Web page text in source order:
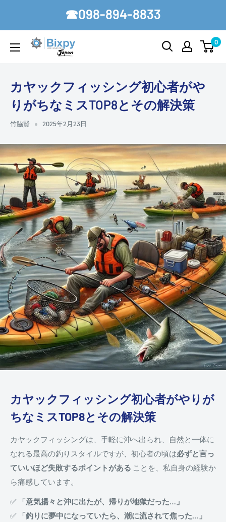
す
る
☎098-894-8833
Bixpy-
0
カヤックフィッシング初心者がや
りがちなミスTOP8とその解決策
竹脇賢 2025年2月23日
カヤックフィッシング初心者がやりが
ちなミスTOP8とその解決策
カヤックフィッシングは、手軽に沖へ出られ、自然と一体に
なれる最高の釣りスタイルですが、初心者の頃は必ずと言っ
ていいほど失敗するポイントがある ことを、私自身の経験か
ら痛感しています。
✅
「意気揚々と沖に出たが、帰りが地獄だった…」
✅
「釣りに夢中になっていたら、潮に流されて焦った…」